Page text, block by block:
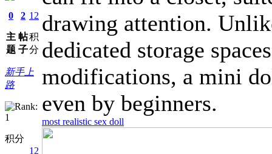
0
主
题
2
帖
子
12
积
分
新手上
路
积分
12
drawing attention.
dedicated storage
modifications, a mini
even by beginners.
most realistic sex doll